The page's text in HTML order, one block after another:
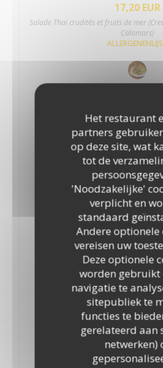
Het restaurant
partners
op deze site, wat
tot de
'Noodzakelijke'
verplicht en
standaard
Andere optionele
vereisen uw
Deze optionele
worden gebruikt
navigatie te
sitepubliek te
functies te
gerelateerd aan
netwerken)
17,20 EUR
Salade Thaï crudités et fruits de mer
Calamars)
13,90 EUR
Salade Thaï crudités
ALLERGENENLIJST
11C
Yam Kai
12,10 EUR
Salade Thaï crudités
ALLERGENENLIJST
11A
Yam Kung
14,30 EUR
Salade Thaï crudités,
Très frais et parfumé, avec le